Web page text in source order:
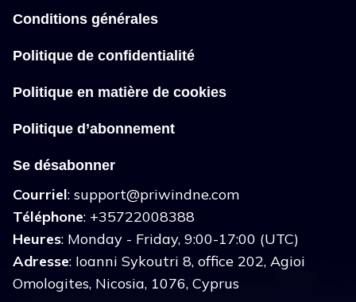
Conditions générales
Politique de confidentialité
Politique en matière de cookies
Politique d’abonnement
Se désabonner
Courriel: support@priwindne.com
Téléphone: +35722008388
Heures: Monday - Friday, 9:00-17:00 (UTC)
Adresse: Ioanni Sykoutri 8, office 202, Agioi
Omologites, Nicosia, 1076, Cyprus